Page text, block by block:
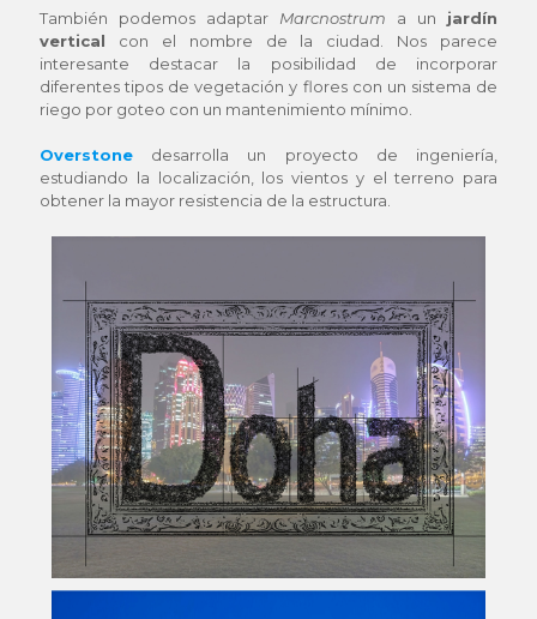
También podemos adaptar Marcnostrum a un jardín
vertical con el nombre de la ciudad. Nos parece
interesante destacar la posibilidad de incorporar
diferentes tipos de vegetación y flores con un sistema de
riego por goteo con un mantenimiento mínimo.
Overstone desarrolla un proyecto de ingeniería,
estudiando la localización, los vientos y el terreno para
obtener la mayor resistencia de la estructura.